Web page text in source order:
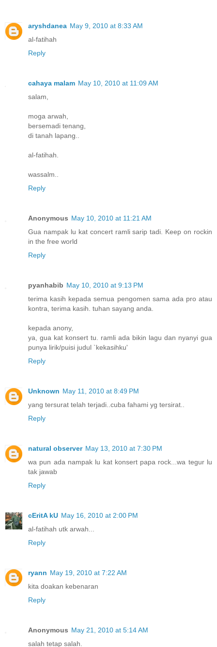
aryshdanea May 9, 2010 at 8:33 AM
al-fatihah
Reply
cahaya malam May 10, 2010 at 11:09 AM
salam,
moga arwah,
bersemadi tenang,
di tanah lapang..
al-fatihah.
wassalm..
Reply
Anonymous May 10, 2010 at 11:21 AM
Gua nampak lu kat concert ramli sarip tadi. Keep on rockin
in the free world
Reply
pyanhabib May 10, 2010 at 9:13 PM
terima kasih kepada semua pengomen sama ada pro atau
kontra, terima kasih. tuhan sayang anda.
kepada anony,
ya, gua kat konsert tu. ramli ada bikin lagu dan nyanyi gua
punya lirik/puisi judul `kekasihku'
Reply
Unknown May 11, 2010 at 8:49 PM
yang tersurat telah terjadi..cuba fahami yg tersirat..
Reply
natural observer May 13, 2010 at 7:30 PM
wa pun ada nampak lu kat konsert papa rock...wa tegur lu
tak jawab
Reply
cEritA kU May 16, 2010 at 2:00 PM
al-fatihah utk arwah...
Reply
ryann May 19, 2010 at 7:22 AM
kita doakan kebenaran
Reply
Anonymous May 21, 2010 at 5:14 AM
salah tetap salah.